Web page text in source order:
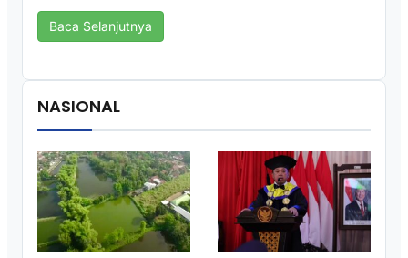
Baca Selanjutnya
NASIONAL